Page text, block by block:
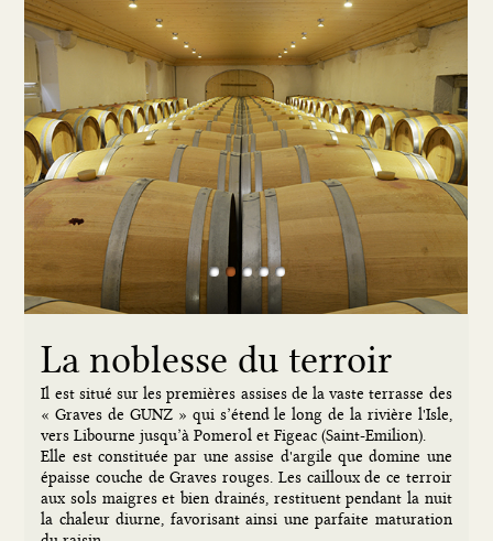
3 4 5
La noblesse du terroir
Il est situé sur les premières assises de la vaste terrasse des
« Graves de GUNZ » qui s’étend le long de la rivière l'Isle,
vers Libourne jusqu’à Pomerol et Figeac (Saint-Emilion).
Elle est constituée par une assise d'argile que domine une
épaisse couche de Graves rouges. Les cailloux de ce terroir
aux sols maigres et bien drainés, restituent pendant la nuit
la chaleur diurne, favorisant ainsi une parfaite maturation